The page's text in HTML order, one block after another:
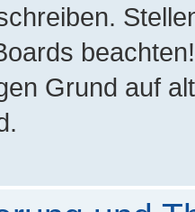
Grund auf